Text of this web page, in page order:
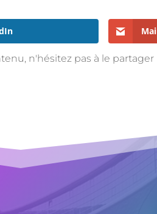
n'hésitez pas à le partager